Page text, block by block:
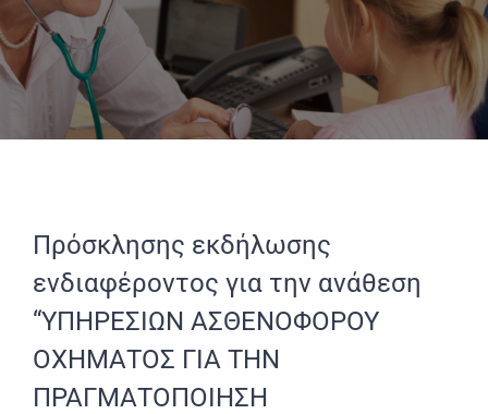
Πρόσκλησης εκδήλωσης
ενδιαφέροντος για την ανάθεση
“ΥΠΗΡΕΣΙΩΝ ΑΣΘΕΝΟΦΟΡΟΥ
ΟΧΗΜΑΤΟΣ ΓΙΑ ΤΗΝ
ΠΡΑΓΜΑΤΟΠΟΙΗΣΗ